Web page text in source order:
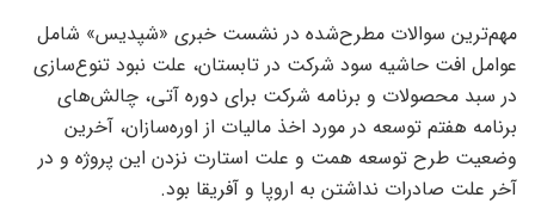
مهم‌ترین سوالات مطرح‌شده در نشست خبری «شپدیس» شامل
عوامل افت حاشیه سود شرکت در تابستان، علت نبود تنوع‌سازی
در سبد محصولات و برنامه شرکت برای دوره آتی، چالش‌‌‌های
برنامه هفتم توسعه در مورد اخذ مالیات از اوره‌سازان، آخرین
وضعیت طرح توسعه همت و علت استارت نزدن این پروژه و در
آخر علت ‌صادرات نداشتن به اروپا و آفریقا بود.